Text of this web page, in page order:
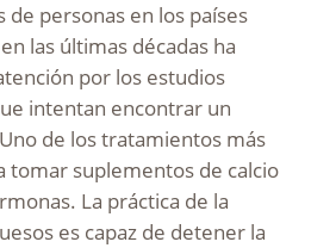
de personas en los países
las últimas décadas ha
por los estudios
intentan encontrar un
de los tratamientos más
tomar suplementos de calcio
La práctica de la
es capaz de detener la